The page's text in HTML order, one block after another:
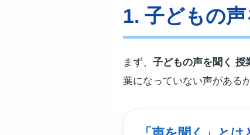
1. 子どもの
まず、 子どもの声を聞く 授
葉になっていない声がある